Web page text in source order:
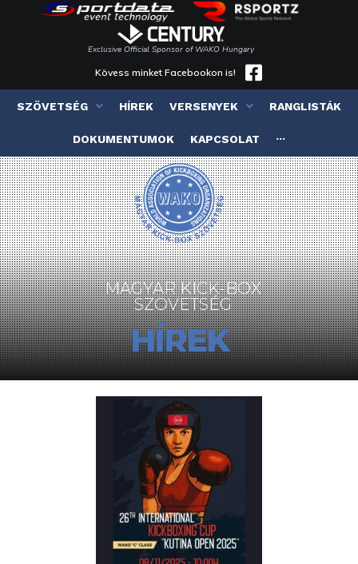
Exclusive Official Sponsor of WAKO Hungary
Kövess minket Facebookon is!
SZÖVETSÉG HÍREK VERSENYEK RANGLISTÁK
DOKUMENTUMOK KAPCSOLAT ···
MAGYAR KICK-BOX
SZÖVETSÉG
HÍREK